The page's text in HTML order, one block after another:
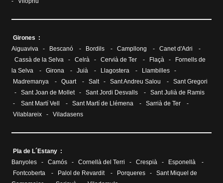
Girones :
Aiguaviva - Bescanó - Bordils - Campllong - Canet d'Adri
-
Cassà de la Selva - Celrà - Cervià de Ter - Flaçà -
Fornells de
la Selva - Girona - Juià - Llagostera - Llambilles -
Madremanya - Quart- Salt- Sant Andreu Salou - Sant Gregori
- Sant Joan de Mollet- Sant Jordi Desvalls - Sant Julià de Ramis
- Sant Martí Vell - Sant Martí de Llémena - Sarrià de Ter -
Vilablareix - Viladasens
Pla de L´Estany :
Banyoles - Camós - Cornellà del Terri - Crespià - Esponellà
-
Fontcoberta - Palol de Revardit- Porqueres - Sant Miquel de